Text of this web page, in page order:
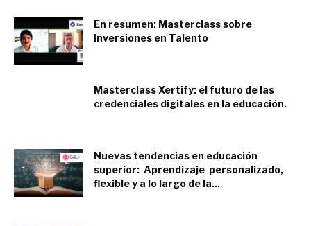
En resumen: Masterclass sobre
Inversiones en Talento
Masterclass Xertify: el futuro de las
credenciales digitales en la educación.
Nuevas tendencias en educación
superior: Aprendizaje personalizado,
flexible y a lo largo de la...